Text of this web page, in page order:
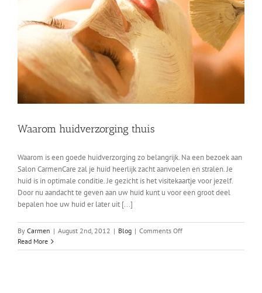
Waarom huidverzorging thuis
Waarom is een goede huidverzorging zo belangrijk. Na een bezoek aan
Salon CarmenCare zal je huid heerlijk zacht aanvoelen en stralen. Je
huid is in optimale conditie. Je gezicht is het visitekaartje voor jezelf.
Door nu aandacht te geven aan uw huid kunt u voor een groot deel
bepalen hoe uw huid er later uit [...]
By Carmen | August 2nd, 2012 | Blog | Comments Offon
huidverzorging
Read More